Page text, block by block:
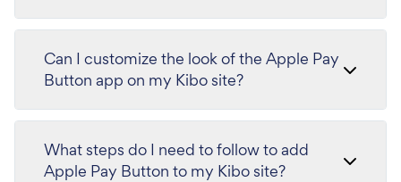
Can I customize the look of the Apple Pay
Button app on my Kibo site?
What steps do I need to follow to add
Apple Pay Button to my Kibo site?